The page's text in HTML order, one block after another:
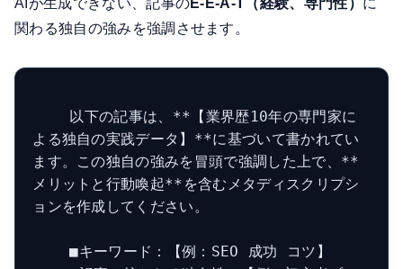
関わる独自の強みを強調させます。
よる独自の実践データ】**に基づいて書かれてい
ます。この独自の強みを冒頭で強調した上で、**
メリットと行動喚起**を含むメタディスクリプシ
ョンを作成してください。
    ■キーワード：【例：SEO 成功 コツ】